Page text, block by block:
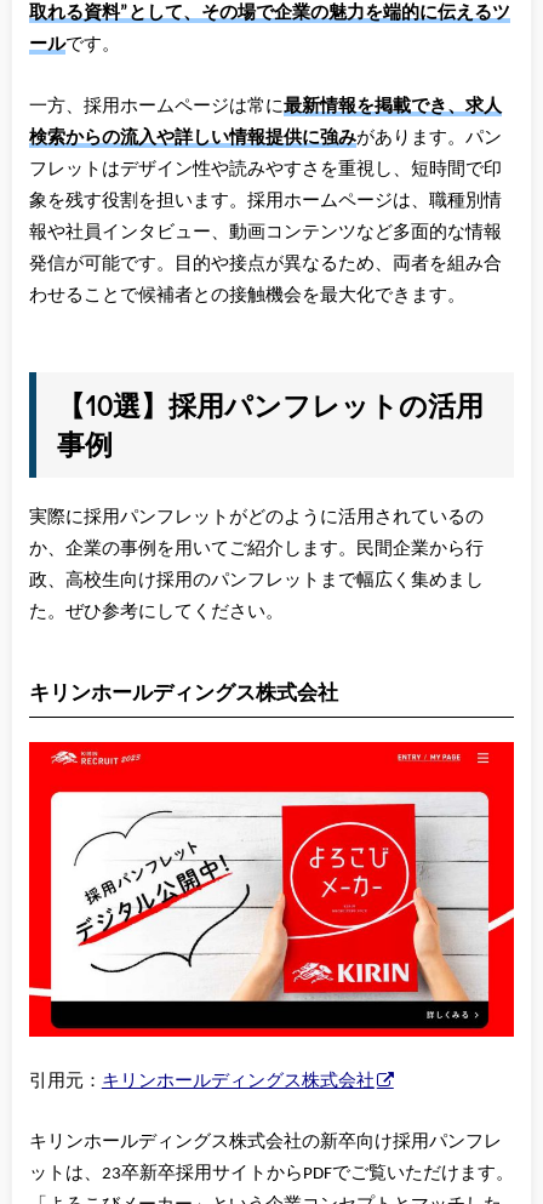
取れる資料”として、その場で企業の魅力を端的に伝えるツ
ールです。
一方、採用ホームページは常に最新情報を掲載でき、求人
検索からの流入や詳しい情報提供に強みがあります。パン
フレットはデザイン性や読みやすさを重視し、短時間で印
象を残す役割を担います。採用ホームページは、職種別情
報や社員インタビュー、動画コンテンツなど多面的な情報
発信が可能です。目的や接点が異なるため、両者を組み合
わせることで候補者との接触機会を最大化できます。
【10選】採用パンフレットの活用
事例
実際に採用パンフレットがどのように活用されているの
か、企業の事例を用いてご紹介します。民間企業から行
政、高校生向け採用のパンフレットまで幅広く集めまし
た。ぜひ参考にしてください。
キリンホールディングス株式会社
引用元： キリンホールディングス株式会社
キリンホールディングス株式会社の新卒向け採用パンフレ
ットは、23卒新卒採用サイトからPDFでご覧いただけます。